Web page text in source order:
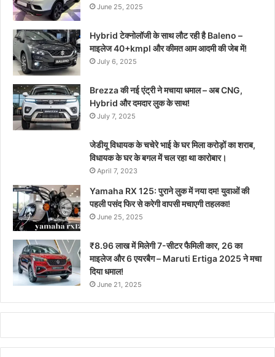
June 25, 2025
Hybrid टेक्नोलॉजी के साथ लौट रही है Baleno –
माइलेज 40+kmpl और कीमत आम आदमी की जेब में!
July 6, 2025
Brezza की नई एंट्री ने मचाया धमाल – अब CNG,
Hybrid और दमदार लुक के साथ!
July 7, 2025
जेडीयू विधायक के चचेरे भाई के घर मिला करोड़ों का शराब,
विधायक के घर के बगल में चल रहा था कारोबार।
April 7, 2023
Yamaha RX 125: पुराने लुक में नया दम! युवाओं की
पहली पसंद फिर से करेगी वापसी मचाएगी तहलका!
June 25, 2025
₹8.96 लाख में मिलेगी 7-सीटर फैमिली कार, 26 का
माइलेज और 6 एयरबैग – Maruti Ertiga 2025 ने मचा
दिया धमाल!
June 21, 2025